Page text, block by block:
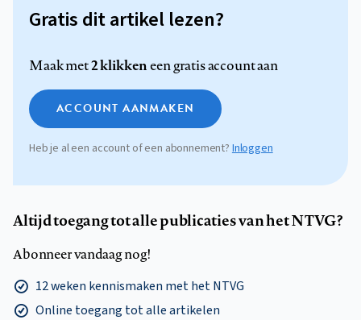
Gratis dit artikel lezen?
Maak met2 klikkeneen gratis account aan
ACCOUNT AANMAKEN
Heb je al een account of een abonnement? Inloggen
Altijd toegang tot alle publicaties van het NTVG?
Abonneer vandaag nog!
12 weken kennismaken met het NTVG
Online toegang tot alle artikelen